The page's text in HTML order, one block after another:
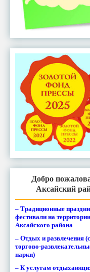
Добро
Аксайский
– Традиционные
фестивали на территории
Аксайского района
– Отдых и развлечения
торгово-
парки)
– К услугам